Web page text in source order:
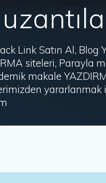
Link Satın Al, Blog
siteleri, Parayla
makale
yararlanmak